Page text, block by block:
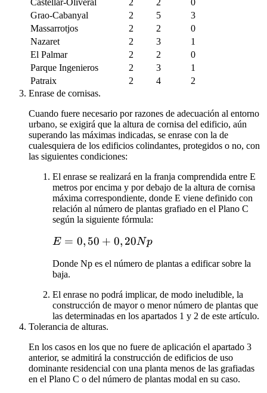
Grao-Cabanyal
2 5
3
Massarrotjos
2 2
0
Nazaret
2 3
1
El Palmar
2 2
0
Parque Ingenieros
2 3
1
Patraix
2 4
2
Enrase de cornisas.
Cuando fuere necesario por razones de adecuación al entorno
urbano, se exigirá que la altura de cornisa del edificio, aún
superando las máximas indicadas, se enrase con la de
cualesquiera de los edificios colindantes, protegidos o no, con
las siguientes condiciones:
El enrase se realizará en la franja comprendida entre E
metros por encima y por debajo de la altura de cornisa
máxima correspondiente, donde E viene definido con
relación al número de plantas grafiado en el Plano C
según la siguiente fórmula:
E =
+
0,20
Np
E = 0, 50 + 0, 20Np
Donde Np es el número de plantas a edificar sobre la
baja.
El enrase no podrá implicar, de modo ineludible, la
construcción de mayor o menor número de plantas que
las determinadas en los apartados 1 y 2 de este artículo.
Tolerancia de alturas.
En los casos en los que no fuere de aplicación el apartado 3
anterior, se admitirá la construcción de edificios de uso
dominante residencial con una planta menos de las grafiadas
en el Plano C o del número de plantas modal en su caso.